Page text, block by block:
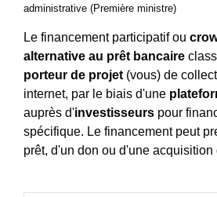
administrative (Première ministre)
Le financement participatif ou
alternative au prêt bancaire
porteur de projet (vous) de
internet, par le biais d'une
auprès d'investisseurs pour
spécifique. Le financement peut
prêt, d'un don ou d'une acquisition